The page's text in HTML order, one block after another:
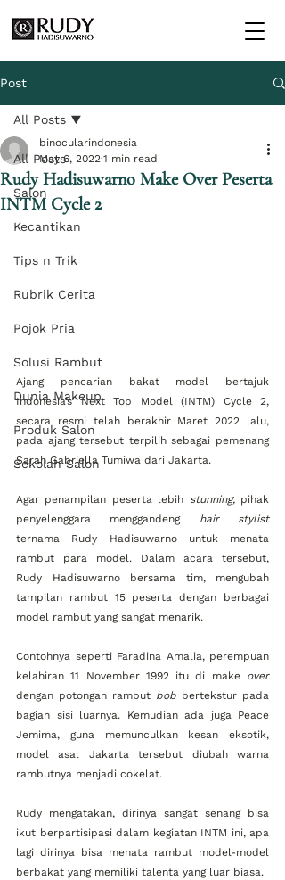
Post
All Posts
Salon
Kecantikan
Tips n Trik
Rubrik Cerita
Pojok Pria
Solusi Rambut
Dunia Makeup
Produk Salon
Sekolah Salon
All Posts
Rudy Hadisuwarno Make Over Peserta
INTM Cycle 2
binocularindonesia
May 6, 2022 1 min read
Ajang pencarian bakat model bertajuk
Indonesia’s Next Top Model (INTM) Cycle 2,
secara resmi telah berakhir Maret 2022 lalu,
pada ajang tersebut terpilih sebagai pemenang
Sarah Gabriella Tumiwa dari Jakarta.
Agar penampilan peserta lebih stunning, pihak
penyelenggara menggandeng hair stylist
ternama Rudy Hadisuwarno untuk menata
rambut para model. Dalam acara tersebut,
Rudy Hadisuwarno bersama tim, mengubah
tampilan rambut 15 peserta dengan berbagai
model rambut yang sangat menarik.
Contohnya seperti Faradina Amalia, perempuan
kelahiran 11 November 1992 itu di make over
dengan potongan rambut bob bertekstur pada
bagian sisi luarnya. Kemudian ada juga Peace
Jemima, guna memunculkan kesan eksotik,
model asal Jakarta tersebut diubah warna
rambutnya menjadi cokelat.
Rudy mengatakan, dirinya sangat senang bisa
ikut berpartisipasi dalam kegiatan INTM ini, apa
lagi dirinya bisa menata rambut model-model
berbakat yang memiliki talenta yang luar biasa.